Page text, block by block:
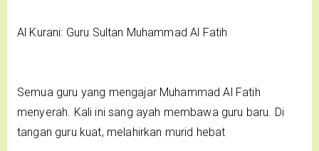
Al Kurani: Guru Sultan Muhammad Al Fatih
Semua guru yang mengajar Muhammad Al Fatih
menyerah. Kali ini sang ayah membawa guru baru. Di
tangan guru kuat, melahirkan murid hebat